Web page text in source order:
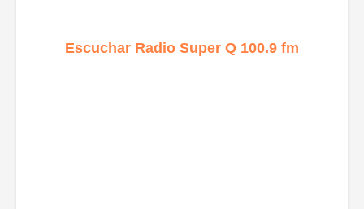
Escuchar Radio Super Q 100.9 fm